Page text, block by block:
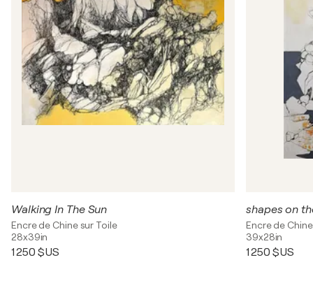
Walking In The Sun
Encre de Chine sur Toile
28x39in
1 250 $US
shapes on
Encre de
39x28in
1 250 $US